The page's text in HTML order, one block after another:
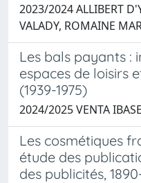
2023/2024 ALLIBERT
VALADY, ROMAINE
Les bals payants :
espaces de loisirs
(1939-1975)
2024/2025 VENTA
Les cosmétiques
étude des
des publicités,